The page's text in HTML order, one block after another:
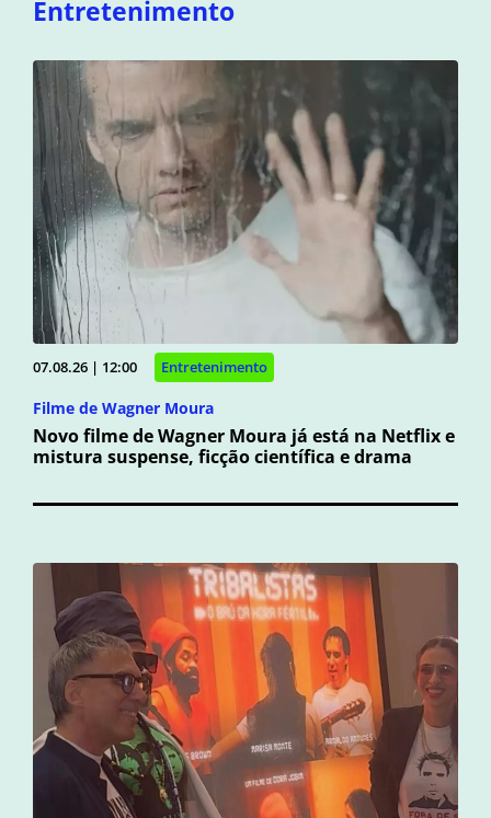
Entretenimento
07.08.26 | 12:00 Entretenimento
Filme de Wagner Moura
Novo filme de Wagner Moura já está na Netflix e
mistura suspense, ficção científica e drama